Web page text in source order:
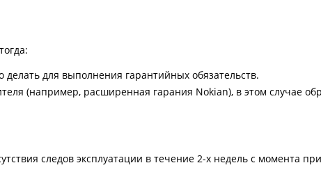
для выполнения гарантийных обязательств.
(например, расширенная гарания Nokian), в этом случае
следов эксплуатации в течение 2-х недель с момента